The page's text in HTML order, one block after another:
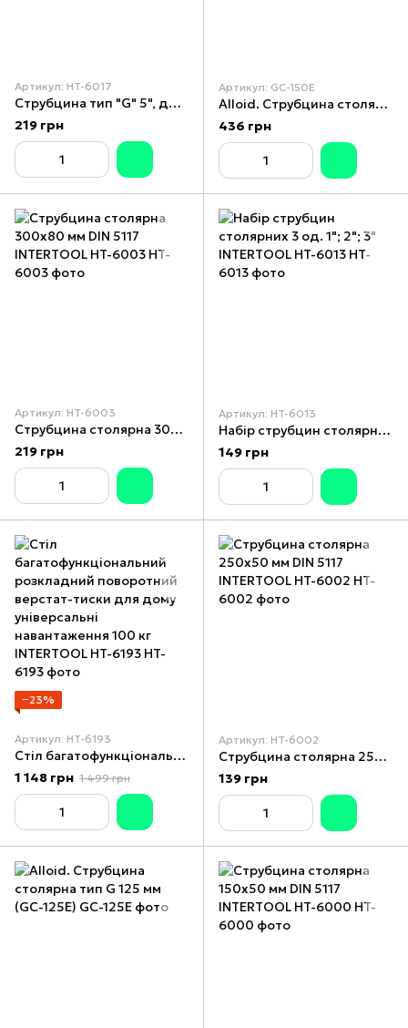
Артикул: HT-6017
Струбцина тип "G" 5", довжина 125 мм INTERTOOL HT-6017
219 грн
Артикул: GC-150E
Alloid. Струбцина столярна тип G 150 мм (GC-150E)
436 грн
Артикул: HT-6003
Струбцина столярна 300x80 мм DIN 5117 INTERTOOL HT-6003
219 грн
Артикул: HT-6013
Набір струбцин столярних 3 од. 1"; 2"; 3" INTERTOOL HT-6013
149 грн
−23%
Артикул: HT-6193
Стіл багатофункціональний розкладний поворотний верстат-тиски для дому універсальні навантаження 100 кг INTERTOOL HT-6193
1 148 грн 1 499 грн
Артикул: HT-6002
Струбцина столярна 250x50 мм DIN 5117 INTERTOOL HT-6002
139 грн